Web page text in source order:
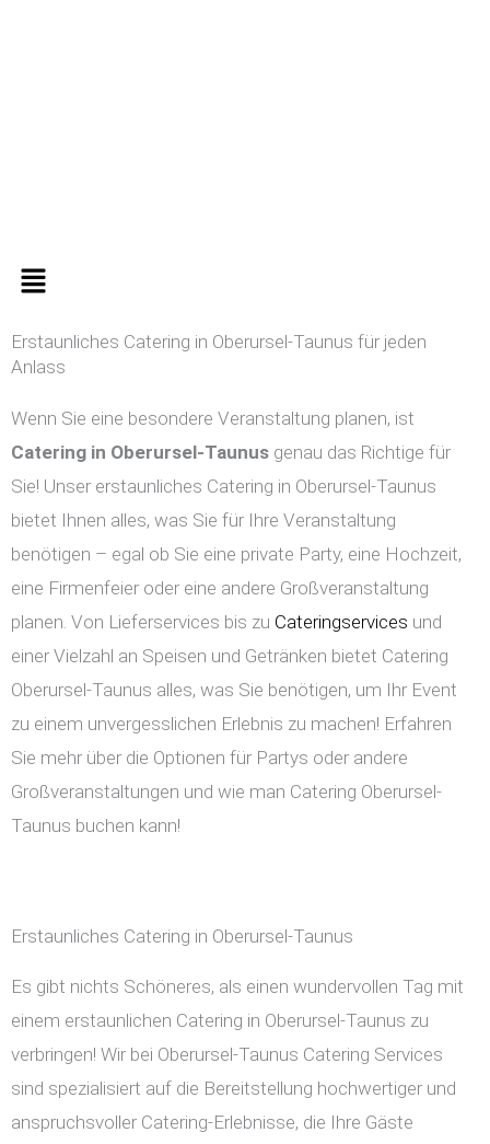
Menü
Erstaunliches Catering in Oberursel-Taunus für jeden
Anlass
Wenn Sie eine besondere Veranstaltung planen, ist
Catering in Oberursel-Taunus genau das Richtige für
Sie! Unser erstaunliches Catering in Oberursel-Taunus
bietet Ihnen alles, was Sie für Ihre Veranstaltung
benötigen – egal ob Sie eine private Party, eine Hochzeit,
eine Firmenfeier oder eine andere Großveranstaltung
planen. Von Lieferservices bis zu Cateringservices und
einer Vielzahl an Speisen und Getränken bietet Catering
Oberursel-Taunus alles, was Sie benötigen, um Ihr Event
zu einem unvergesslichen Erlebnis zu machen! Erfahren
Sie mehr über die Optionen für Partys oder andere
Großveranstaltungen und wie man Catering Oberursel-
Taunus buchen kann!
Erstaunliches Catering in Oberursel-Taunus
Es gibt nichts Schöneres, als einen wundervollen Tag mit
einem erstaunlichen Catering in Oberursel-Taunus zu
verbringen! Wir bei Oberursel-Taunus Catering Services
sind spezialisiert auf die Bereitstellung hochwertiger und
anspruchsvoller Catering-Erlebnisse, die Ihre Gäste